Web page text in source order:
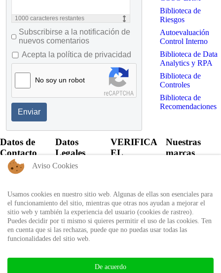
1000 caracteres restantes
Subscribirse a la notificación de
nuevos comentarios
Acepta la política de privacidad
No soy un robot
Enviar
Biblioteca de
Riesgos
Autoevaluación
Control Interno
Biblioteca de Data
Analytics y RPA
Biblioteca de
Controles
Biblioteca de
Recomendaciones
Datos de
Contacto
+57 60 1
6818530
+57 311
8666327 - 323
6964227
info@auditool.org
Datos
Legales
Política de
Uso
Autorización
de
tratamiento
VERIFICA
EL
certificado
expedido por
Auditool usando
el ID único
Certificado
Nuestras
marcas
Aviso Cookies
Usamos cookies en nuestro sitio web. Algunas de ellas son esenciales para
el funcionamiento del sitio, mientras que otras nos ayudan a mejorar el
sitio web y también la experiencia del usuario (cookies de rastreo).
Puedes decidir por ti mismo si quieres permitir el uso de las cookies. Ten
en cuenta que si las rechazas, puede que no puedas usar todas las
funcionalidades del sitio web.
De acuerdo